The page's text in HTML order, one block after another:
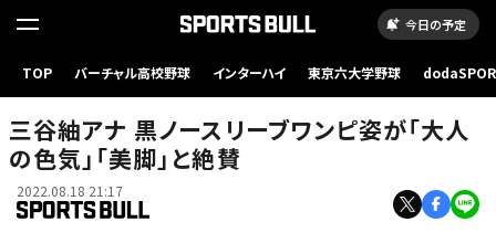
今日の予定
TOP バーチャル高校野球 インターハイ 東京六大学野球
三谷紬アナ 黒ノースリーブワンピ姿が「大人
の色気」「美脚」と絶賛
2022.08.18 21:17